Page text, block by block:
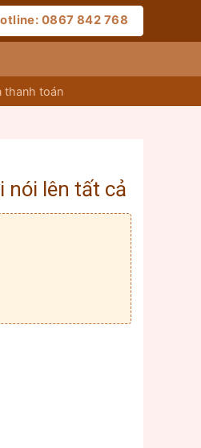
0867 842 768
thanh toán
nói lên tất cả